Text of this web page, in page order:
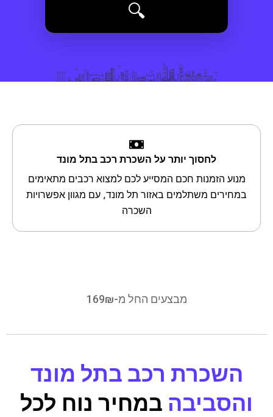
🔍
לחסוך יותר על השכרת רכב בתל מונד
מנוע הזמנות חכם המסייע לכם למצוא רכבים מתאימים
במחירים משתלמים באזור תל מונד, עם מגוון אפשרויות
השכרה
מבצעים החל מ-169₪
השכרת רכב בתל מונד
והסביבה במחיר נוח לכל